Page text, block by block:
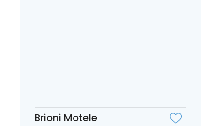
Brioni Motele